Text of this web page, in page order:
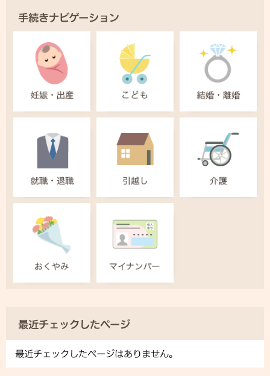
手続きナビゲーション
最近チェックしたページ
最近チェックしたページはありません。